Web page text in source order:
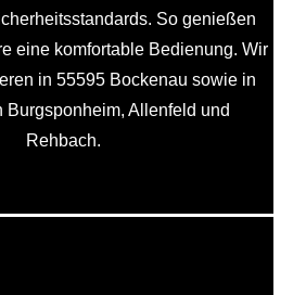
So genießen
eine komfortable Bedienung. Wir
in 55595 Bockenau sowie in
Burgsponheim, Allenfeld und
Rehbach.